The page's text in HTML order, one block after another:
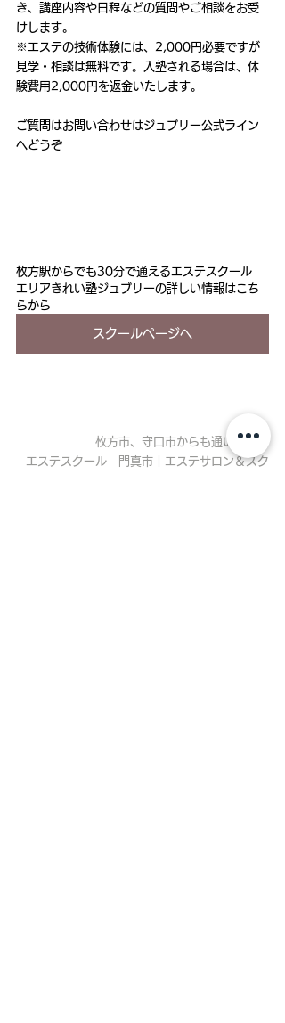
き、講座内容や日程などの質問やご相談をお受
けします。
※エステの技術体験には、2,000円必要ですが
見学・相談は無料です。入塾される場合は、体
験費用2,000円を返金いたします。
ご質問はお問い合わせはジュブリー公式ライン
へどうぞ
枚方駅からでも30分で通えるエステスクール
エリアきれい塾ジュブリーの詳しい情報はこち
らから
スクールページへ
枚方市、守口市からも通いやすい
エステスクール　門真市｜エステサロン＆スク